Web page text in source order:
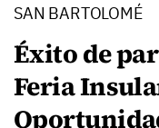
SAN BARTOLOMÉ
Éxito de
Feria